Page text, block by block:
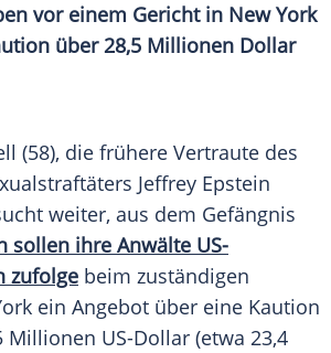
vor einem Gericht in New York
über 28,5 Millionen Dollar
(58), die frühere Vertraute des
Jeffrey Epstein
weiter, aus dem Gefängnis
sollen ihre Anwälte US-
zufolge beim zuständigen
ein Angebot über eine Kaution
Millionen US-Dollar (etwa 23,4